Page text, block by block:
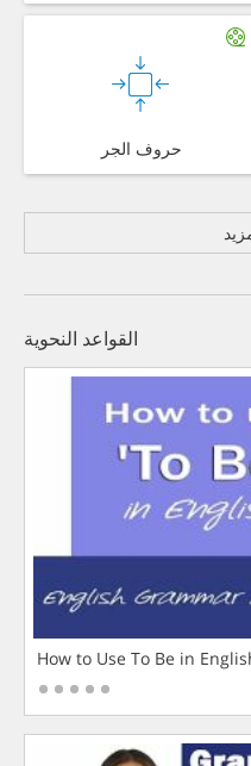
حروف الجر
القواعد النحوية
How to Use To Be in